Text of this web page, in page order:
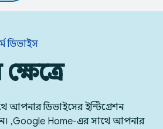
ডিভাইস
আপনার ডিভাইসের ইন্টিগ্রেশন
,Google Home-এর সাথে আপনার